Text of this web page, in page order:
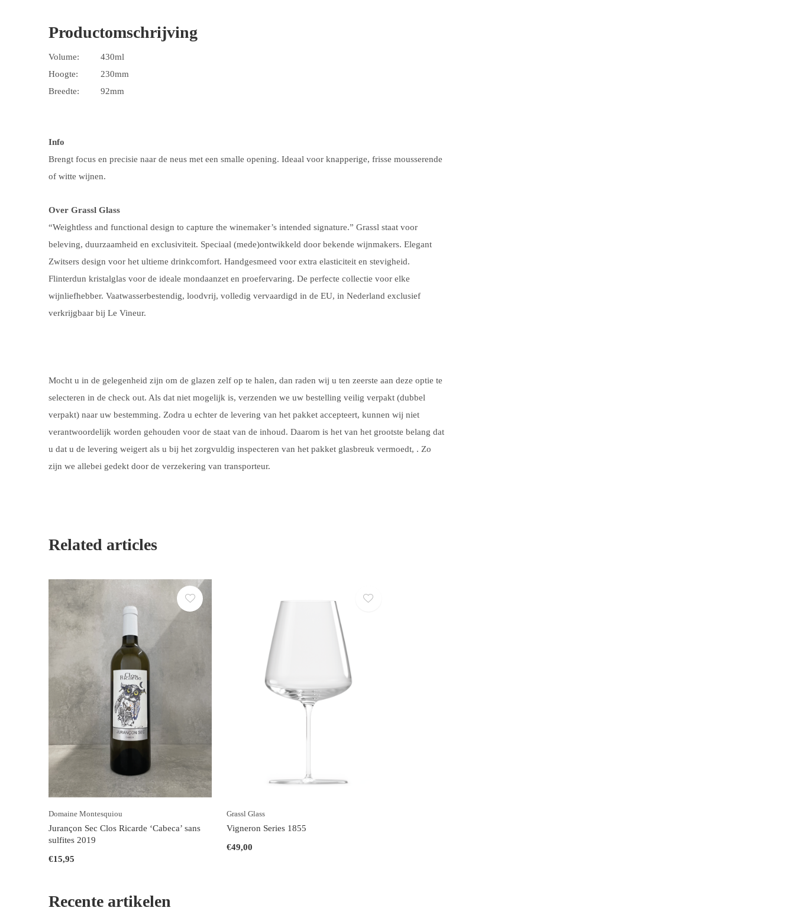
Productomschrijving
Volume:
430ml
Hoogte:
230mm
Breedte:
92mm
Info
Brengt focus en precisie naar de neus met een smalle opening. Ideaal voor knapperige, frisse mousserende
of witte wijnen.
Over Grassl Glass
“Weightless and functional design to capture the winemaker’s intended signature.” Grassl staat voor
beleving, duurzaamheid en exclusiviteit. Speciaal (mede)ontwikkeld door bekende wijnmakers. Elegant
Zwitsers design voor het ultieme drinkcomfort. Handgesmeed voor extra elasticiteit en stevigheid.
Flinterdun kristalglas voor de ideale mondaanzet en proefervaring. De perfecte collectie voor elke
wijnliefhebber. Vaatwasserbestendig, loodvrij, volledig vervaardigd in de EU, in Nederland exclusief
verkrijgbaar bij Le Vineur.
Mocht u in de gelegenheid zijn om de glazen zelf op te halen, dan raden wij u ten zeerste aan deze optie te
selecteren in de check out. Als dat niet mogelijk is, verzenden we uw bestelling veilig verpakt (dubbel
verpakt) naar uw bestemming. Zodra u echter de levering van het pakket accepteert, kunnen wij niet
verantwoordelijk worden gehouden voor de staat van de inhoud. Daarom is het van het grootste belang dat
u dat u de levering weigert als u bij het zorgvuldig inspecteren van het pakket glasbreuk vermoedt, . Zo
zijn we allebei gedekt door de verzekering van transporteur.
Related articles
Domaine Montesquiou
Jurançon Sec Clos Ricarde ‘Cabeca’ sans
sulfites 2019
€15,95
Grassl Glass
Vigneron Series 1855
€49,00
Recente artikelen